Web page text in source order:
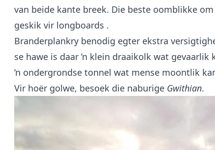
van beide kante breek. Die beste oomblikke
geskik vir longboards .
Branderplankry benodig egter ekstra
se hawe is daar ’n klein draaikolk wat
’n ondergrondse tonnel wat mense moontlik
Vir hoër golwe, besoek die naburige Gwithian.